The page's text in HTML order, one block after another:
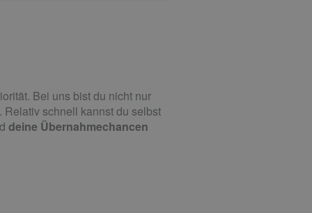
Bei uns bist du nicht nur
Relativ schnell kannst du selbst
deine Übernahmechancen